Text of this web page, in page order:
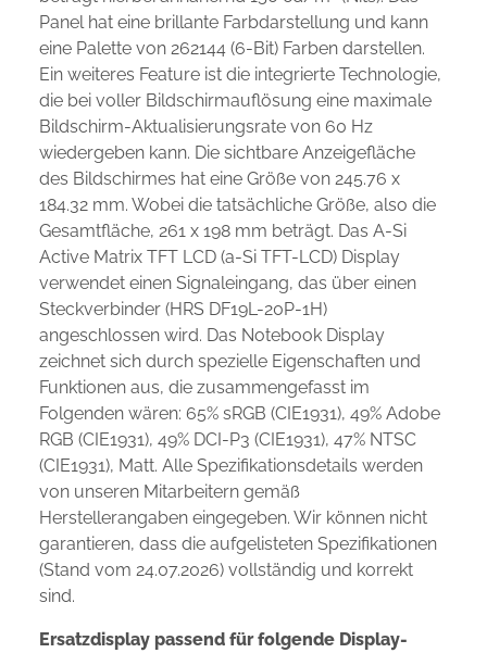
Panel hat eine brillante Farbdarstellung und kann
eine Palette von 262144 (6-Bit) Farben darstellen.
Ein weiteres Feature ist die integrierte Technologie,
die bei voller Bildschirmauflösung eine maximale
Bildschirm-Aktualisierungsrate von 60 Hz
wiedergeben kann. Die sichtbare Anzeigefläche
des Bildschirmes hat eine Größe von 245.76 x
184.32 mm. Wobei die tatsächliche Größe, also die
Gesamtfläche, 261 x 198 mm beträgt. Das A-Si
Active Matrix TFT LCD (a-Si TFT-LCD) Display
verwendet einen Signaleingang, das über einen
Steckverbinder (HRS DF19L-20P-1H)
angeschlossen wird. Das Notebook Display
zeichnet sich durch spezielle Eigenschaften und
Funktionen aus, die zusammengefasst im
Folgenden wären: 65% sRGB (CIE1931), 49% Adobe
RGB (CIE1931), 49% DCI-P3 (CIE1931), 47% NTSC
(CIE1931), Matt. Alle Spezifikationsdetails werden
von unseren Mitarbeitern gemäß
Herstellerangaben eingegeben. Wir können nicht
garantieren, dass die aufgelisteten Spezifikationen
(Stand vom 24.07.2026) vollständig und korrekt
sind.
Ersatzdisplay passend für folgende Display-